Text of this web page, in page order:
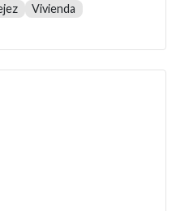
Vivienda